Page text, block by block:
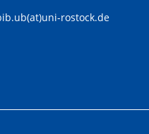
rostock.de